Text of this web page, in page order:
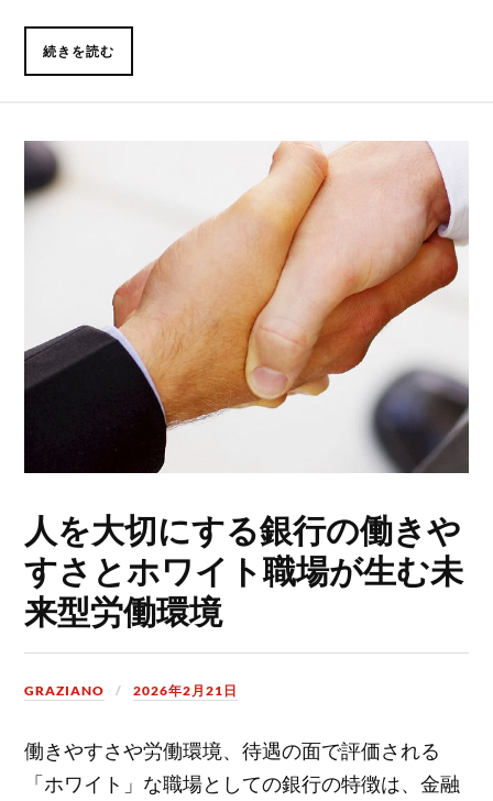
続きを読む
人を大切にする銀行の働きや
すさとホワイト職場が生む未
来型労働環境
GRAZIANO 2026年2月21日
働きやすさや労働環境、待遇の面で評価される
「ホワイト」な職場としての銀行の特徴は、金融